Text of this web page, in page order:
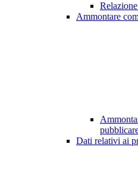
Ammontare
Dati relativi ai